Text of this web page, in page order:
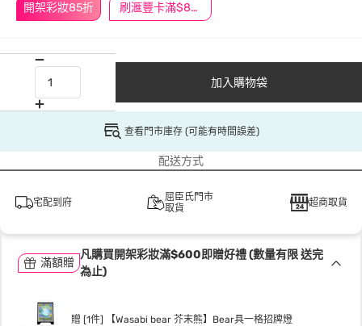
開架彩妝85折 刷滙豐卡滿$888送3萬點
加入購物袋
查看門市庫存 (可能有時間誤差)
配送方式
宅配到府
屈臣氏門市
取貨
超商取貨
滿額贈
凡購買開架彩妝滿$600即贈好禮 (數量有限 送完
為止)
贈 [1件] 【Wasabi bear 芥末熊】Bear具一格招牌燈